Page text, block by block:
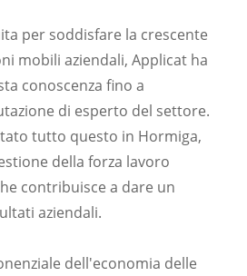
per soddisfare la crescente
mobili aziendali, Applicat ha
conoscenza fino a
di esperto del settore.
tutto questo in Hormiga,
della forza lavoro
contribuisce a dare un
aziendali.
dell'economia delle